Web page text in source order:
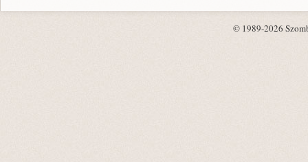
© 1989-2026